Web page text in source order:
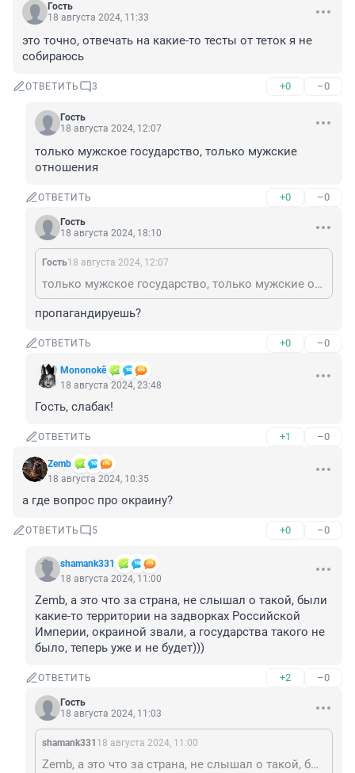
Гость
18 августа 2024, 11:33
это точно, отвечать на какие-то тесты от теток я не
собираюсь
ОТВЕТИТЬ 3 +0 –0
Гость
18 августа 2024, 12:07
только мужское государство, только мужские
отношения
ОТВЕТИТЬ +0 –0
Гость
18 августа 2024, 18:10
Гость18 августа 2024, 12:07
только мужское государство, только мужские отношения
пропагандируешь?
ОТВЕТИТЬ +0 –0
Mononokê
18 августа 2024, 23:48
Гость, слабак!
ОТВЕТИТЬ +1 –0
Zemb
18 августа 2024, 10:35
а где вопрос про окраину?
ОТВЕТИТЬ 5 +0 –0
shamank331
18 августа 2024, 11:00
Zemb, а это что за страна, не слышал о такой, были
какие-то территории на задворках Российской
Империи, окраиной звали, а государства такого не
было, теперь уже и не будет)))
ОТВЕТИТЬ +2 –0
Гость
18 августа 2024, 11:03
shamank331 18 августа 2024, 11:00
Zemb, а это что за страна, не слышал о такой, были какие-то территории на задворках Российской Империи, окраиной звали, а государства такого не было, теперь уже и не будет)))